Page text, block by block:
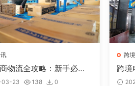
物流全攻略：新手必懂
际物流方式
03-23 138 0
跨
跨境
找到